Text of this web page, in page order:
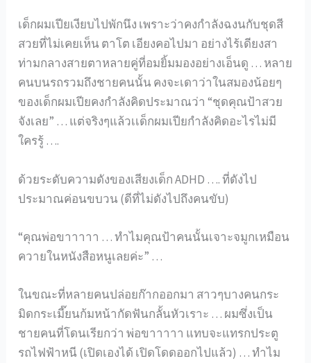
เด็กผมเปียเงียบไปพักนึง เพราะว่าคงกำลังฉงนกับชุดสี
สวยที่ไม่เคยเห็น ตาโต เอียงคอไปมา อย่างไร้เดียงสา
ท่ามกลางสายตาหลายคู่ที่อมยิ้มมองอย่างเอ็นดู … หลาย
คนบนรถรวมถึงชายคนนั้น คงจะเดาว่าในสมองน้อยๆ
ของเด็กผมเปียคงกำลังคิดประมาณว่า “ชุดคุณป้าสวย
จังเลย” … แต่จริงๆแล้วเเด็กผมเปียกำลังคิดอะไรไม่มี
ใครรู้ ….
ด้วยระดับความดังของเสียงเด็ก ADHD …. ที่ดังไป
ประมาณค่อนขบวน (ดีที่ไม่ดังไปถึงคนขับ)
“คุณพ่อขาาาาา … ทำไมคุณป้าคนนั้นเจาะจมูกเหมือน
ควายในหนังสือหนูเลยค่ะ” …
ในขณะที่หลายคนปล่อยก๊ากออกมา สาวๆบางคนกระ
มิดกระเมี๊ยนก้มหน้ากัดฟันกลั้นหัวเราะ … ผมซึ่งเป็น
ชายคนที่โดนเรียกว่า พ่อขาาาาา แทบจะแทรกประตู
รถไฟฟ้าหนี (เปิดเองได้ เปิดโดดออกไปแล้ว) … ทำไม